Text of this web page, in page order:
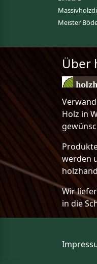
Meister
Über
Holz in
werden
Wir
in die